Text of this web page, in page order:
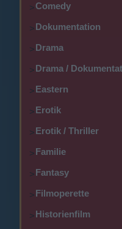
>Comedy
>Dokumentation
>Drama
>Drama /
>Eastern
>Erotik
>Erotik / Thriller
>Familie
>Fantasy
>Filmoperette
>Historienfilm